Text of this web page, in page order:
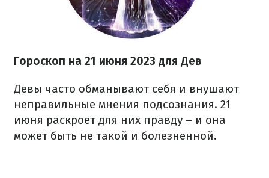
Гороскоп на 21 июня 2023 для Дев
Девы часто обманывают себя и внушают
неправильные мнения подсознания. 21
июня раскроет для них правду – и она
может быть не такой и болезненной.